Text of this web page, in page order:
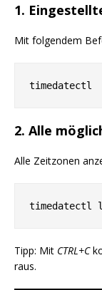
1.
Mit folgendem
timedatectl
2. Alle
Alle Zeitzonen
timedatectl
Tipp: Mit CTRL+C
raus.